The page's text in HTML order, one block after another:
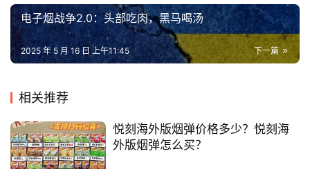
电子烟战争2.0：头部吃肉，黑马喝汤
下一篇
2025 年 5 月 16 日 上午11:45
相关推荐
悦刻海外版烟弹价格多少？悦刻海
外版烟弹怎么买？